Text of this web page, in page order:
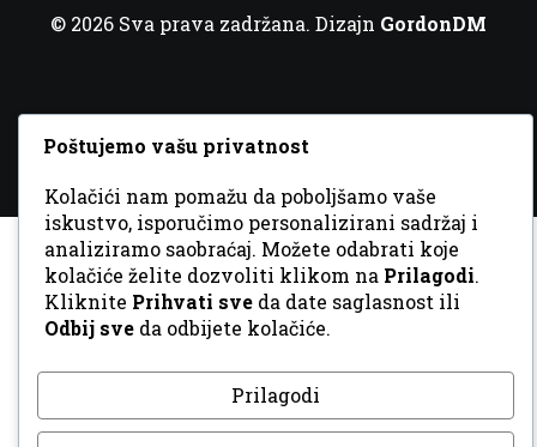
© 2026 Sva prava zadržana. Dizajn GordonDM
Poštujemo vašu privatnost
Kolačići nam pomažu da poboljšamo vaše
iskustvo, isporučimo personalizirani sadržaj i
analiziramo saobraćaj. Možete odabrati koje
kolačiće želite dozvoliti klikom na Prilagodi.
Kliknite Prihvati sve da date saglasnost ili
Odbij sve da odbijete kolačiće.
Prilagodi